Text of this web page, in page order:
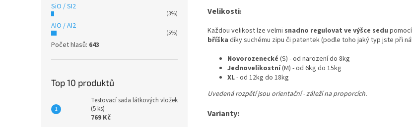
SiO / SI2
(3%)
AIO / AI2
(5%)
Počet hlasů: 643
Top 10 produktů
Testovací sada látkových vložek
(5 ks)
769 Kč
Velikosti:
Každou velikost lze velmi snadno regulovat ve výšce sedu
bříška díky suchému zipu či patentek (podle toho jaký typ jste při
Novorozenecké (S) - od narození do 8kg
Jednovelikostní(M) - od 6kg do 15kg
XL- od 12kg do 18kg
Uvedená rozpětí jsou orientační - záleží na proporcích.
Varianty: